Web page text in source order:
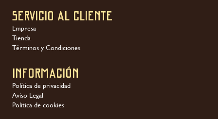
Servicio al Cliente
Empresa
Tienda
Términos y Condiciones
Información
Política de privacidad
Aviso Legal
Politica de cookies